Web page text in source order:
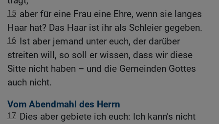
15 aber für eine Frau eine Ehre, wenn sie langes
Haar hat? Das Haar ist ihr als Schleier gegeben.
16 Ist aber jemand unter euch, der darüber
streiten will, so soll er wissen, dass wir diese
Sitte nicht haben – und die Gemeinden Gottes
auch nicht.
Vom Abendmahl des Herrn
17 Dies aber gebiete ich euch: Ich kann’s nicht